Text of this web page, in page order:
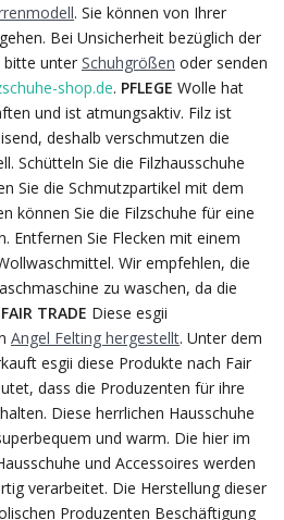
. Sie können von Ihrer
Bei Unsicherheit bezüglich der
bitte unter Schuhgrößen oder senden
shop.de. PFLEGE Wolle hat
und ist atmungsaktiv. Filz ist
deshalb verschmutzen die
Schütteln Sie die Filzhausschuhe
Sie die Schmutzpartikel mit dem
können Sie die Filzschuhe für eine
Entfernen Sie Flecken mit einem
Wir empfehlen, die
zu waschen, da die
FAIR TRADE Diese esgii
Angel Felting hergestellt. Unter dem
esgii diese Produkte nach Fair
dass die Produzenten für ihre
Diese herrlichen Hausschuhe
und warm. Die hier im
und Accessoires werden
verarbeitet. Die Herstellung dieser
Produzenten Beschäftigung